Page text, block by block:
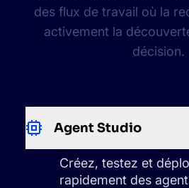
des flux de travail où la
activement la
décision.
Agent Studio
Créez, testez et
rapidement des